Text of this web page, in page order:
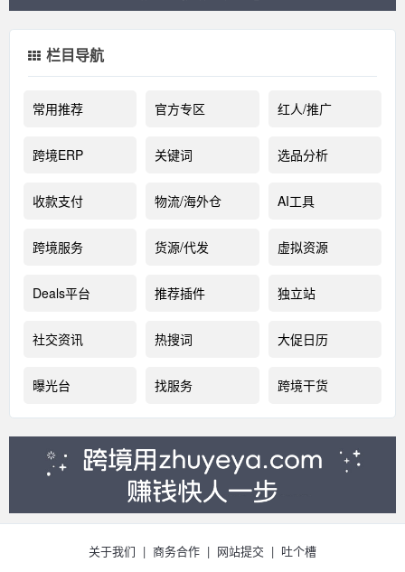
栏目导航
常用推荐 官方专区 红人/推广
跨境ERP 关键词 选品分析
收款支付 物流/海外仓 AI工具
跨境服务 货源/代发 虚拟资源
Deals平台 推荐插件 独立站
社交资讯 热搜词 大促日历
曝光台 找服务 跨境干货
关于我们 | 商务合作 | 网站提交 | 吐个槽